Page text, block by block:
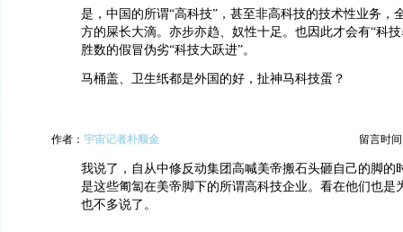
是，中国的所谓“高科技”，甚至非高科技的技术性业务，
方的屎长大滴。亦步亦趋、奴性十足。也因此才会有“科
胜数的假冒伪劣“科技大跃进”。
马桶盖、卫生纸都是外国的好，扯神马科技蛋？
作者： 宇宙记者朴顺金 留言时间
我说了，自从中修反动集团高喊美帝搬石头砸自己的脚的
是这些匍匐在美帝脚下的所谓高科技企业。看在他们也是
也不多说了。